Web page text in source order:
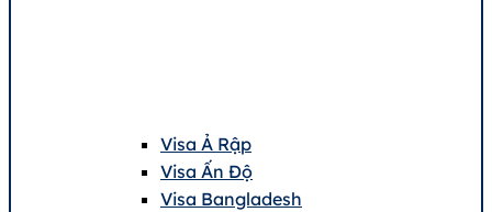
Visa Ả Rập
Visa Ấn Độ
Visa Bangladesh